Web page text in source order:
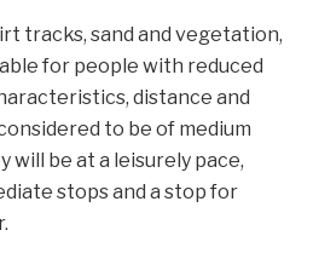
tracks, sand and vegetation,
for people with reduced
distance and
to be of medium
will be at a leisurely pace,
stops and a stop for